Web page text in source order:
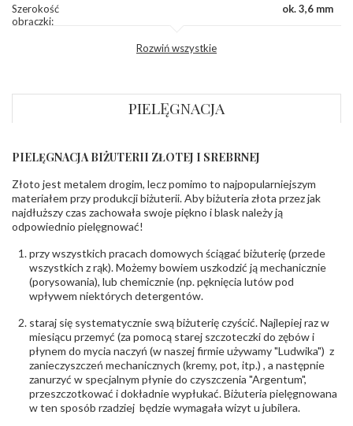
Szerokość
obrączki:
ok. 3,6 mm
KAMIENIE
Rodzaje
kamieni:
Cyrkonia
Liczba kamieni:
Cyrkonia - 8 szt.
Szlif kamieni:
(łącznie)
INNE PARAMETRY
odpowiedzialny:
Opole; NIP 7542889545; Tel. +48 77 54 90 100;
biuro@stelmach.pl
Bezpieczeństwo
- rodzaj
ostrzeżenia:
Nie nadaje się dla dzieci w wieku poniżej 3 lat
,Elementy w wyrobie wykonane z białego złota
zawierają nikiel
Rozwiń wszystkie
PIELĘGNACJA
PIELĘGNACJA BIŻUTERII ZŁOTEJ I SREBRNEJ
Złoto jest metalem drogim, lecz pomimo to najpopularniejszym
materiałem przy produkcji biżuterii. Aby biżuteria złota przez jak
najdłuższy czas zachowała swoje piękno i blask należy ją
odpowiednio pielęgnować!
przy wszystkich pracach domowych ściągać biżuterię (przede
wszystkich z rąk). Możemy bowiem uszkodzić ją mechanicznie
(porysowania), lub chemicznie (np. pęknięcia lutów pod
wpływem niektórych detergentów.
staraj się systematycznie swą biżuterię czyścić. Najlepiej raz w
miesiącu przemyć (za pomocą starej szczoteczki do zębów i
płynem do mycia naczyń (w naszej firmie używamy "Ludwika") z
zanieczyszczeń mechanicznych (kremy, pot, itp.) , a następnie
zanurzyć w specjalnym płynie do czyszczenia "Argentum",
przeszczotkować i dokładnie wypłukać. Biżuteria pielęgnowana
w ten sposób rzadziej będzie wymagała wizyt u jubilera.